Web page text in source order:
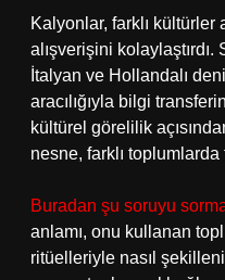
Kalyonlar, farklı kültürler
alışverişini kolaylaştırdı.
İtalyan ve Hollandalı
aracılığıyla bilgi
kültürel görelilik
nesne, farklı
Buradan şu soruyu
anlamı, onu kullanan
ritüelleriyle nasıl